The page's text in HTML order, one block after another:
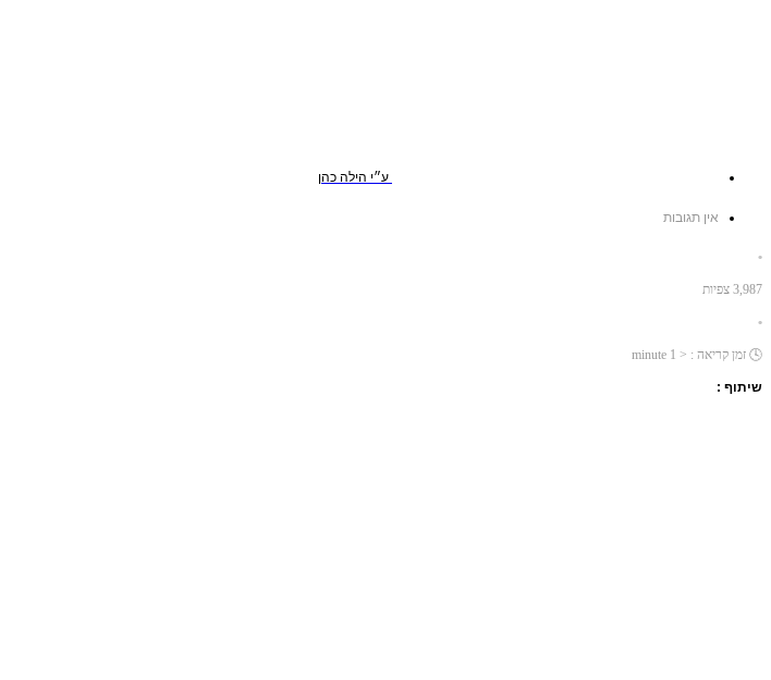
ע״י הילה כהן
אין תגובות
•
3,987 צפיות
•
🕓 זמן קריאה : < 1
minute
שיתוף :